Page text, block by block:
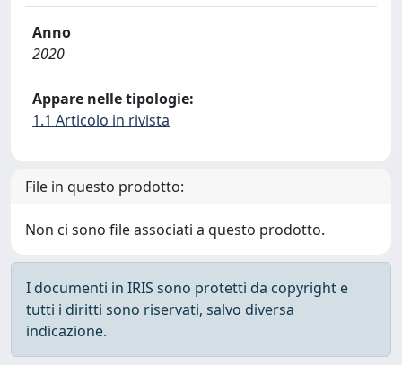
Anno
2020
Appare nelle tipologie:
1.1 Articolo in rivista
File in questo prodotto:
Non ci sono file associati a questo prodotto.
I documenti in IRIS sono protetti da copyright e
tutti i diritti sono riservati, salvo diversa
indicazione.